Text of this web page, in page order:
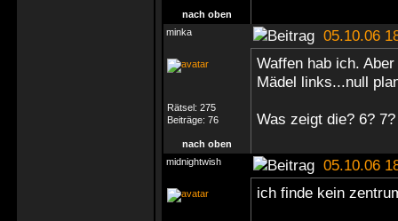
nach oben
minka
05.10.06
Rätsel: 275
Beiträge: 76
Waffen hab ich.
Mädel links...null
Was zeigt die? 6? 7?
nach oben
midnightwish
05.10.06
ich finde kein